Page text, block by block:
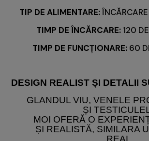
TIP DE ALIMENTARE:
TIMP DE ÎNCĂRCARE:120
TIMP DE FUNCȚIONARE:60
DESIGN REALIST ȘI DETALII
GLANDUL VIU, VENELE
ȘI
MOI OFERĂ O
ȘI REALISTĂ, SIMILARA
REAL.